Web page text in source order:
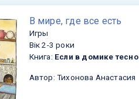
​В мире, где все есть
Игры
Вік 2-3 роки
Книга: Если в домике тесно
Автор: Тихонова Анастасия